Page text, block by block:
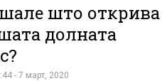
што открива
долната
- 7 март, 2020